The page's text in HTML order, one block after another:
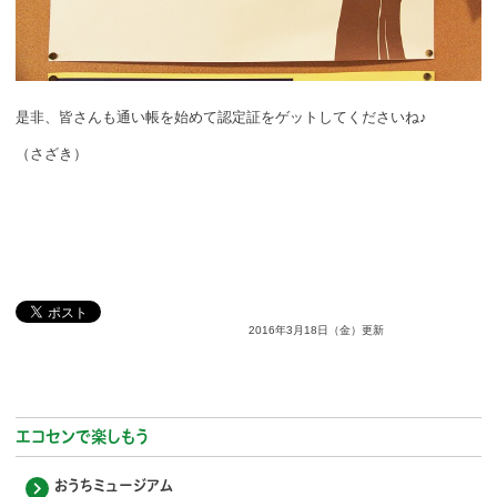
是非、皆さんも通い帳を始めて認定証をゲットしてくださいね♪
（さざき）
2016年3月18日（金）更新
エコセンで楽しもう
おうちミュージアム